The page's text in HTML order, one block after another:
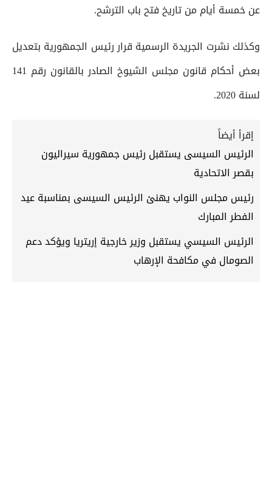
عن خمسة أيام من تاريخ فتح باب الترشح.
وكذلك نشرت الجريدة الرسمية قرار رئيس الجمهورية بتعديل
بعض أحكام قانون مجلس الشيوخ الصادر بالقانون رقم 141
لسنة 2020.
إقرأ أيضاً
الرئيس السيسى يستقبل رئيس جمهورية سيراليون
بقصر الاتحادية
رئيس مجلس النواب يهنئ الرئيس السيسى بمناسبة عيد
الفطر المبارك
الرئيس السيسي يستقبل وزير خارجية إريتريا ويؤكد دعم
الصومال في مكافحة الإرهاب